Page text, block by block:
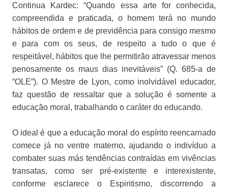
Continua Kardec: “Quando essa arte for conhecida,
compreendida e praticada, o homem terá no mundo
hábitos de ordem e de previdência para consigo mesmo
e para com os seus, de respeito a tudo o que é
respeitável, hábitos que lhe permitirão atravessar menos
penosamente os maus dias inevitáveis” (Q. 685-a de
“OLE”). O Mestre de Lyon, como inolvidável educador,
faz questão de ressaltar que a solução é somente a
educação moral, trabalhando o caráter do educando.
O ideal é que a educação moral do espírito reencarnado
comece já no ventre materno, ajudando o indivíduo a
combater suas más tendências contraídas em vivências
transatas, como ser pré-existente e interexistente,
conforme esclarece o Espiritismo, discorrendo a